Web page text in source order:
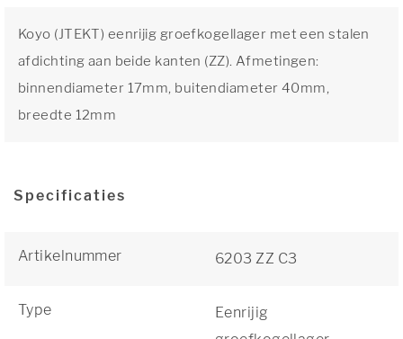
Koyo (JTEKT) eenrijig groefkogellager met een stalen
afdichting aan beide kanten (ZZ). Afmetingen:
binnendiameter 17mm, buitendiameter 40mm,
breedte 12mm
Specificaties
Artikelnummer 6203 ZZ C3
Type
Eenrijig